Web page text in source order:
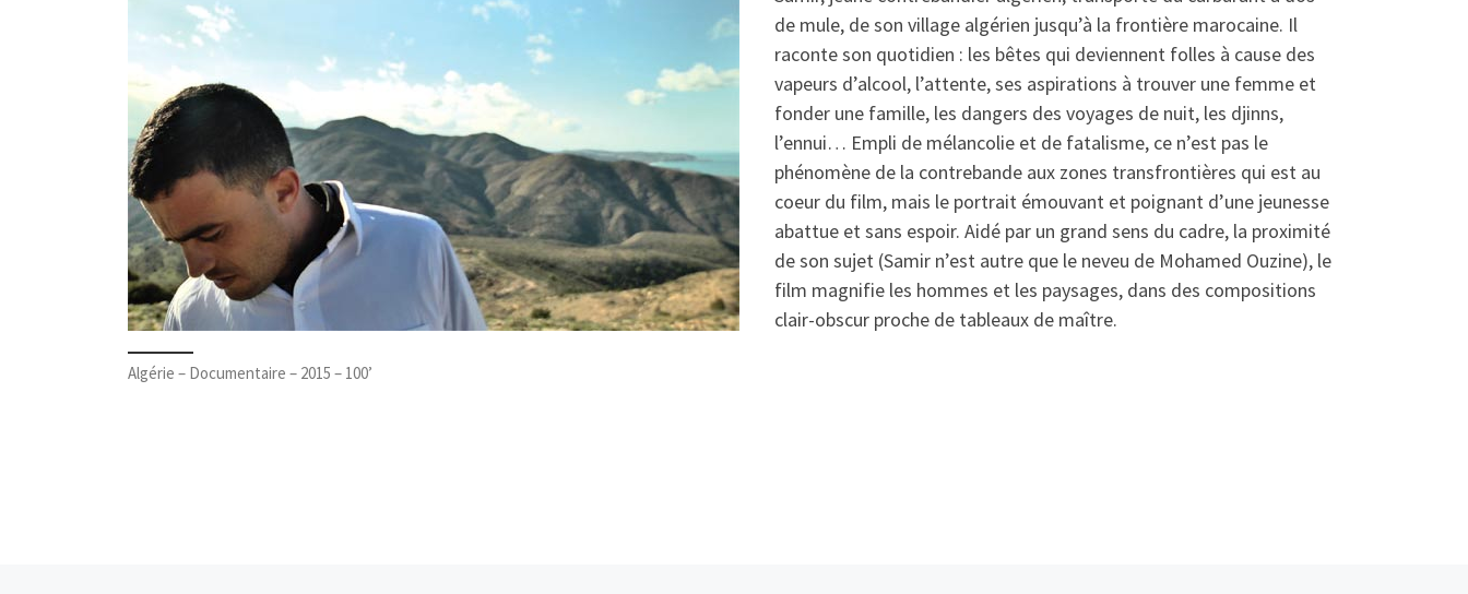
Algérie – Documentaire – 2015 – 100’
de mule, de son village algérien jusqu’à la frontière marocaine. Il
raconte son quotidien : les bêtes qui deviennent folles à cause des
vapeurs d’alcool, l’attente, ses aspirations à trouver une femme et
fonder une famille, les dangers des voyages de nuit, les djinns,
l’ennui… Empli de mélancolie et de fatalisme, ce n’est pas le
phénomène de la contrebande aux zones transfrontières qui est au
coeur du film, mais le portrait émouvant et poignant d’une jeunesse
abattue et sans espoir. Aidé par un grand sens du cadre, la proximité
de son sujet (Samir n’est autre que le neveu de Mohamed Ouzine), le
film magnifie les hommes et les paysages, dans des compositions
clair-obscur proche de tableaux de maître.